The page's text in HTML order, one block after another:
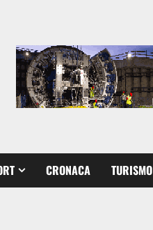
CRONACA TURISMO